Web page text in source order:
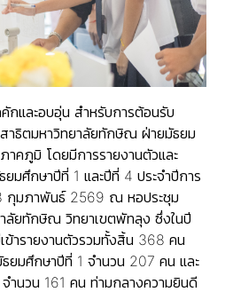
กและอบอุ่น สำหรับการต้อนรับ
สาธิตมหาวิทยาลัยทักษิณ ฝ่ายมัธยม
าคภูมิ โดยมีการรายงานตัวและ
มศึกษาปีที่ 1 และปีที่ 4 ประจำปีการ
กุมภาพันธ์ 2569 ณ หอประชุม
ลัยทักษิณ วิทยาเขตพัทลุง ซึ่งในปี
ข้ารายงานตัวรวมทั้งสิ้น 368 คน
ธยมศึกษาปีที่ 1 จำนวน 207 คน และ
ำนวน 161 คน ท่ามกลางความยินดี